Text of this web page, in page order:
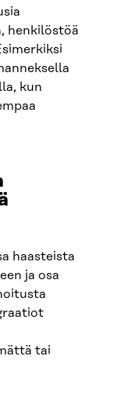
henkilöstöä
kun
haasteista
ja osa
tai